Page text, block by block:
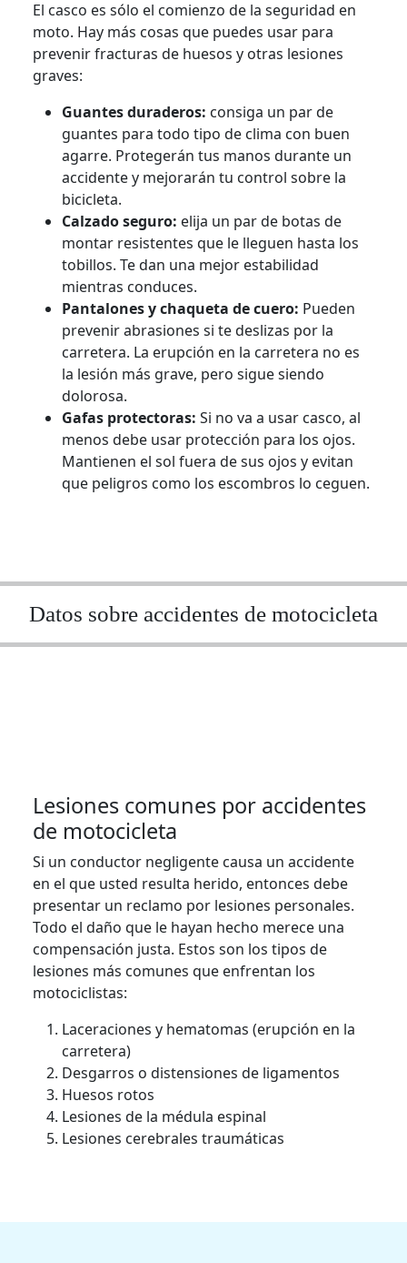
El casco es sólo el comienzo de la seguridad en
moto. Hay más cosas que puedes usar para
prevenir fracturas de huesos y otras lesiones
graves:
Guantes duraderos: consiga un par de
guantes para todo tipo de clima con buen
agarre. Protegerán tus manos durante un
accidente y mejorarán tu control sobre la
bicicleta.
Calzado seguro: elija un par de botas de
montar resistentes que le lleguen hasta los
tobillos. Te dan una mejor estabilidad
mientras conduces.
Pantalones y chaqueta de cuero: Pueden
prevenir abrasiones si te deslizas por la
carretera. La erupción en la carretera no es
la lesión más grave, pero sigue siendo
dolorosa.
Gafas protectoras: Si no va a usar casco, al
menos debe usar protección para los ojos.
Mantienen el sol fuera de sus ojos y evitan
que peligros como los escombros lo ceguen.
Datos sobre accidentes de motocicleta
Lesiones comunes por accidentes
de motocicleta
Si un conductor negligente causa un accidente
en el que usted resulta herido, entonces debe
presentar un reclamo por lesiones personales.
Todo el daño que le hayan hecho merece una
compensación justa. Estos son los tipos de
lesiones más comunes que enfrentan los
motociclistas:
Laceraciones y hematomas (erupción en la
carretera)
Desgarros o distensiones de ligamentos
Huesos rotos
Lesiones de la médula espinal
Lesiones cerebrales traumáticas